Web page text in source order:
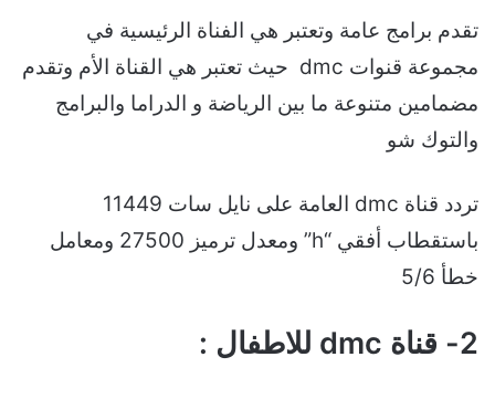
تقدم برامج عامة وتعتبر هي الفناة الرئيسية في
مجموعة قنوات dmc حيث تعتبر هي القناة الأم وتقدم
مضمامين متنوعة ما بين الرياضة و الدراما والبرامج
والتوك شو
تردد قناة dmc العامة على نايل سات 11449
باستقطاب أفقي “h” ومعدل ترميز 27500 ومعامل
خطأ 5/6
2- قناة dmc للاطفال :